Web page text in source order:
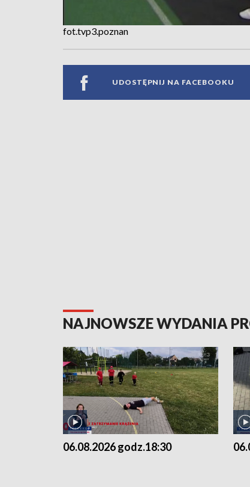
fot.tvp3.poznan
UDOSTĘPNIJ NA FACEBOOKU
NAJNOWSZE WYDANIA
06.08.2026 godz.18:30